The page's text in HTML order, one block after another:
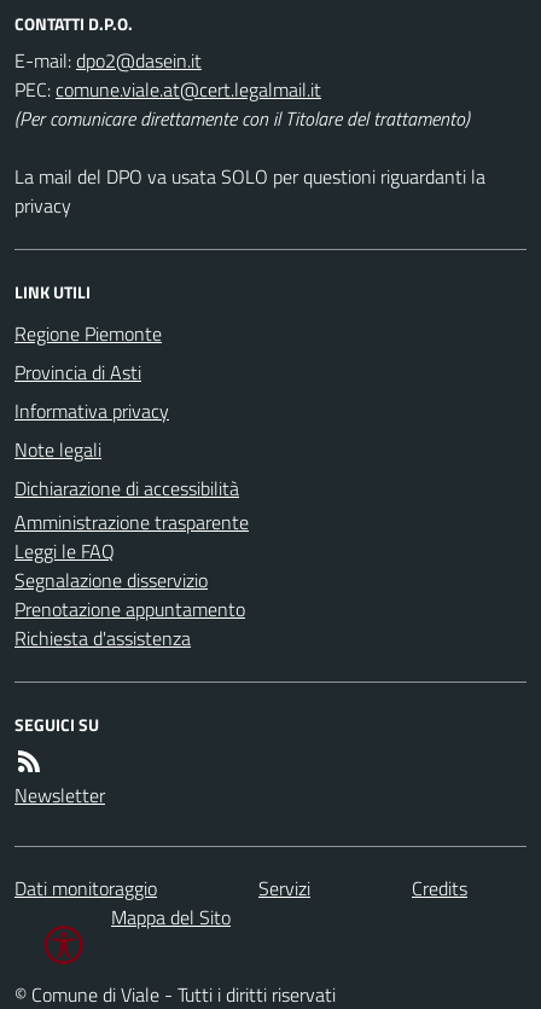
CONTATTI D.P.O.
E-mail:
PEC:
(Per comunicare direttamente con il Titolare del trattamento)
La mail del DPO va usata SOLO per questioni riguardanti la
privacy
LINK UTILI
Regione Piemonte
Provincia di Asti
Informativa privacy
Note legali
Dichiarazione di accessibilità
Amministrazione trasparente
Leggi le FAQ
Segnalazione disservizio
Prenotazione appuntamento
Richiesta d'assistenza
SEGUICI SU
Newsletter
Dati monitoraggio Servizi
Credits
Mappa del Sito
© Comune di Viale - Tutti i diritti riservati